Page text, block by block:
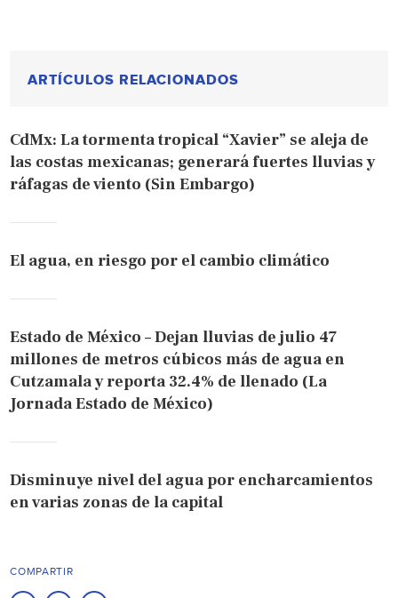
ARTÍCULOS RELACIONADOS
CdMx: La tormenta tropical “Xavier” se aleja de
las costas mexicanas; generará fuertes lluvias y
ráfagas de viento (Sin Embargo)
El agua, en riesgo por el cambio climático
Estado de México – Dejan lluvias de julio 47
millones de metros cúbicos más de agua en
Cutzamala y reporta 32.4% de llenado (La
Jornada Estado de México)
Disminuye nivel del agua por encharcamientos
en varias zonas de la capital
COMPARTIR